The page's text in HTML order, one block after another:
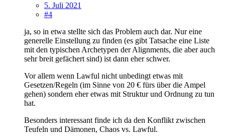
5. Juli 2021
#4
ja, so in etwa stellte sich das Problem auch dar. Nur eine
generelle Einstellung zu finden (es gibt Tatsache eine Liste
mit den typischen Archetypen der Alignments, die aber auch
sehr breit gefächert sind) ist dann eher schwer.
Vor allem wenn Lawful nicht unbedingt etwas mit
Gesetzen/Regeln (im Sinne von 20 € fürs über die Ampel
gehen) sondern eher etwas mit Struktur und Ordnung zu tun
hat.
Besonders interessant finde ich da den Konflikt zwischen
Teufeln und Dämonen, Chaos vs. Lawful.